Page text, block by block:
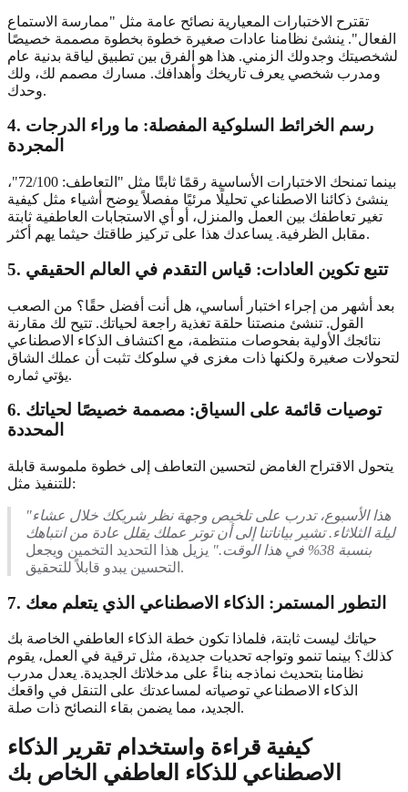
تقترح الاختبارات المعيارية نصائح عامة مثل "ممارسة الاستماع
الفعال". ينشئ نظامنا عادات صغيرة خطوة بخطوة مصممة خصيصًا
لشخصيتك وجدولك الزمني. هذا هو الفرق بين تطبيق لياقة بدنية عام
ومدرب شخصي يعرف تاريخك وأهدافك. مسارك مصمم لك، ولك
وحدك.
4. رسم الخرائط السلوكية المفصلة: ما وراء الدرجات
المجردة
بينما تمنحك الاختبارات الأساسية رقمًا ثابتًا مثل "التعاطف: 72/100"،
ينشئ ذكائنا الاصطناعي تحليلًا مرئيًا مفصلاً يوضح أشياء مثل كيفية
تغير تعاطفك بين العمل والمنزل، أو أي الاستجابات العاطفية ثابتة
مقابل الظرفية. يساعدك هذا على تركيز طاقتك حيثما يهم أكثر.
5. تتبع تكوين العادات: قياس التقدم في العالم الحقيقي
بعد أشهر من إجراء اختبار أساسي، هل أنت أفضل حقًا؟ من الصعب
القول. تنشئ منصتنا حلقة تغذية راجعة لحياتك. تتيح لك مقارنة
نتائجك الأولية بفحوصات منتظمة، مع اكتشاف الذكاء الاصطناعي
لتحولات صغيرة ولكنها ذات مغزى في سلوكك تثبت أن عملك الشاق
يؤتي ثماره.
6. توصيات قائمة على السياق: مصممة خصيصًا لحياتك
المحددة
يتحول الاقتراح الغامض لتحسين التعاطف إلى خطوة ملموسة قابلة
للتنفيذ مثل:
"هذا الأسبوع، تدرب على تلخيص وجهة نظر شريكك خلال عشاء
ليلة الثلاثاء. تشير بياناتنا إلى أن توتر عملك يقلل عادة من انتباهك
بنسبة 38% في هذا الوقت."
يزيل هذا التحديد التخمين ويجعل
التحسين يبدو قابلاً للتحقيق.
7. التطور المستمر: الذكاء الاصطناعي الذي يتعلم معك
حياتك ليست ثابتة، فلماذا تكون خطة الذكاء العاطفي الخاصة بك
كذلك؟ بينما تنمو وتواجه تحديات جديدة، مثل ترقية في العمل، يقوم
نظامنا بتحديث نماذجه بناءً على مدخلاتك الجديدة. يعدل مدرب
الذكاء الاصطناعي توصياته لمساعدتك على التنقل في واقعك
الجديد، مما يضمن بقاء النصائح ذات صلة.
كيفية قراءة واستخدام تقرير الذكاء
الاصطناعي للذكاء العاطفي الخاص بك